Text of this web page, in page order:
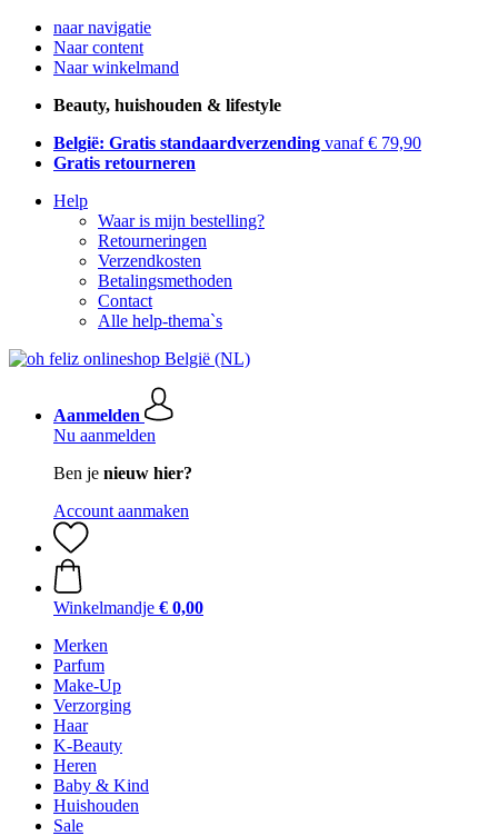
naar navigatie
Naar content
Naar winkelmand
Beauty, huishouden & lifestyle
België: Gratis standaardverzending vanaf € 79,90
Gratis retourneren
Help
Waar is mijn bestelling?
Retourneringen
Verzendkosten
Betalingsmethoden
Contact
Alle help-thema`s
Aanmelden
Nu aanmelden
Ben je nieuw hier?
Account aanmaken
Winkelmandje € 0,00
Merken
Parfum
Make-Up
Verzorging
Haar
K-Beauty
Heren
Baby & Kind
Huishouden
Sale